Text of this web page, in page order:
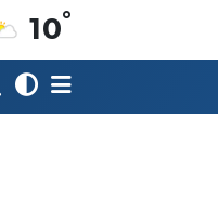
10°